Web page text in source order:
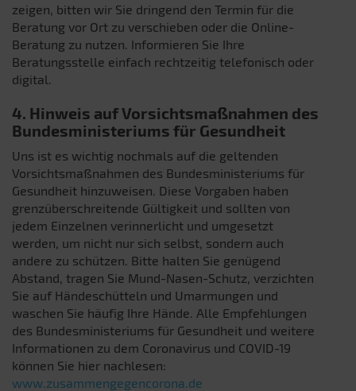
zeigen, bitten wir Sie dringend den Termin für die
Beratung vor Ort zu verschieben oder die Online-
Beratung zu nutzen. Informieren Sie Ihre
Beratungsstelle einfach rechtzeitig telefonisch oder
digital.
4. Hinweis auf Vorsichtsmaßnahmen des
Bundesministeriums für Gesundheit
Uns ist es wichtig nochmals auf die geltenden
Vorsichtsmaßnahmen des Bundesministeriums für
Gesundheit hinzuweisen. Diese Vorgaben haben
grenzüberschreitende Gültigkeit und sollten von
jedem Einzelnen verinnerlicht und umgesetzt
werden, um nicht nur sich selbst, sondern auch
andere zu schützen. Bitte halten Sie genügend
Abstand, tragen Sie Mund-Nasen-Schutz, verzichten
Sie auf Händeschütteln und Umarmungen und
waschen Sie häufig Ihre Hände. Alle Empfehlungen
des Bundesministeriums für Gesundheit und weitere
Informationen zu dem Coronavirus und COVID-19
können Sie hier nachlesen:
www.zusammengegencorona.de